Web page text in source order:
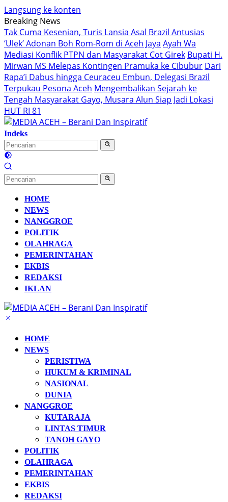
Langsung ke konten
Breaking News
Tak Cuma Kesenian, Turis Lansia Asal Brazil Antusias
‘Ulek’ Adonan Boh Rom-Rom di Aceh Jaya Ayah Wa
Mediasi Konflik PTPN dan Masyarakat Cot Girek Bupati H.
Mirwan MS Melepas Kontingen Pramuka ke Cibubur Dari
Rapa’i Dabus hingga Ceuraceu Embun, Delegasi Brazil
Terpukau Pesona Aceh Mengembalikan Sejarah ke
Tengah Masyarakat Gayo, Musara Alun Siap Jadi Lokasi
HUT RI 81
Indeks
HOME
NEWS
NANGGROE
POLITIK
OLAHRAGA
PEMERINTAHAN
EKBIS
REDAKSI
IKLAN
HOME
NEWS
PERISTIWA
HUKUM & KRIMINAL
NASIONAL
DUNIA
NANGGROE
KUTARAJA
LINTAS TIMUR
TANOH GAYO
POLITIK
OLAHRAGA
PEMERINTAHAN
EKBIS
REDAKSI